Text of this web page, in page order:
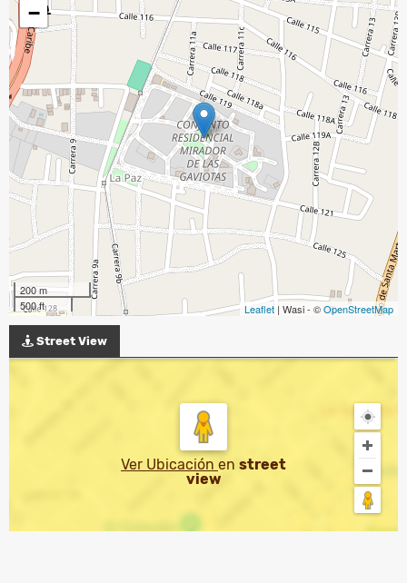
−
200 m
500 ft
Leaflet | Wasi - ©OpenStreetMap
Street View
Ver Ubicación en street
view